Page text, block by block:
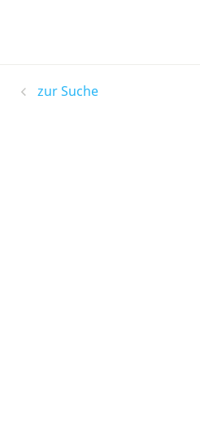
zur Suche